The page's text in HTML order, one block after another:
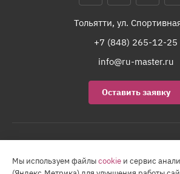
Тольятти, ул.
+7 (848) 265-12-25
info@ru-master.ru
Оставить заявку
Мы используем файлыcookie и сервис